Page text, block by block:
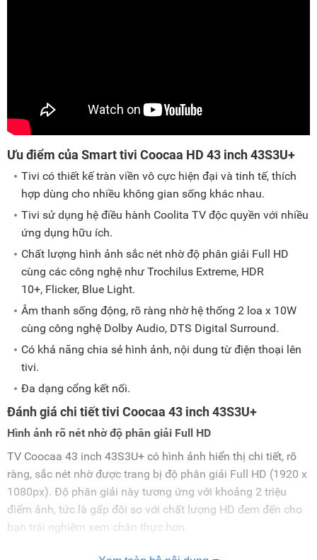
Ưu điểm của Smart tivi Coocaa HD 43 inch 43S3U+
Tivi có thiết kế tràn viền vô cực hiện đại và tinh tế, thích
hợp dùng cho nhiều không gian sống khác nhau.
Tivi sử dụng hệ điều hành Coolita TV độc quyền với nhiều
ứng dụng hữu ích.
Chất lượng hình ảnh sắc nét nhờ độ phân giải Full HD
cùng các công nghệ như Trochilus Extreme, HDR
10+, Flicker, Blue Light.
Âm thanh sống động, rõ ràng nhờ hệ thống 2 loa x 10W
cùng công nghệ Dolby Audio, DTS Digital Surround.
Có khả năng chia sẻ hình ảnh, nội dung từ điện thoại lên
tivi.
Đa dạng cổng kết nối.
Đánh giá chi tiết tivi Coocaa 43 inch 43S3U+
Hình ảnh rõ nét nhờ độ phân giải Full HD
TV Coocaa 43 inch 43S3U+ có hình ảnh hiển thị chi tiết, rõ
ràng, sắc nét nhờ được trang bị độ phân giải Full HD (1920 x
1080px). Độ phân giải này tương ứng với khoảng 2 triệu
điểm ảnh, tức là gấp đôi so với chất lượng HD đem đến cho
bạn trải nghiệm xem chân thực hơn.